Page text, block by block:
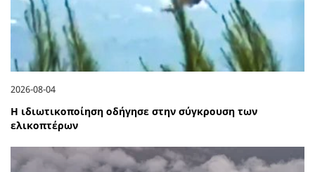
2026-08-04
Η ιδιωτικοποίηση οδήγησε στην σύγκρουση των
ελικοπτέρων